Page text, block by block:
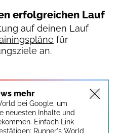
erfolgreichen Lauf
auf deinen Lauf
für
an.
mehr
bei Google, um
neuesten Inhalte und
Einfach Link
Runner's World